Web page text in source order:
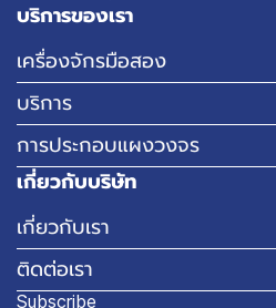
บริการของเรา
เครื่องจักรมือสอง
บริการ
การประกอบแผงวงจร
เกี่ยวกับบริษัท
เกี่ยวกับเรา
ติดต่อเรา
Subscribe